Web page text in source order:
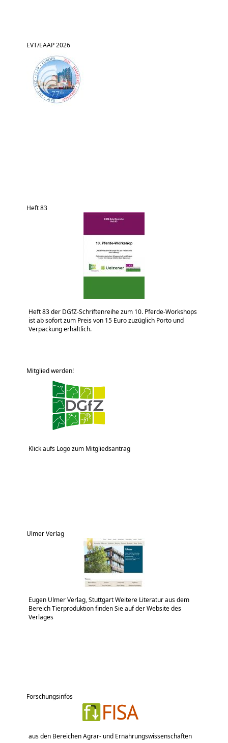
EVT/EAAP 2026
Heft 83
Heft 83 der DGfZ-Schriftenreihe zum 10. Pferde-Workshops
ist ab sofort zum Preis von 15 Euro zuzüglich Porto und
Verpackung erhältlich.
Mitglied werden!
Klick aufs Logo zum Mitgliedsantrag
Ulmer Verlag
Eugen Ulmer Verlag, Stuttgart Weitere Literatur aus dem
Bereich Tierproduktion finden Sie auf der Website des
Verlages
Forschungsinfos
aus den Bereichen Agrar- und Ernährungswissenschaften